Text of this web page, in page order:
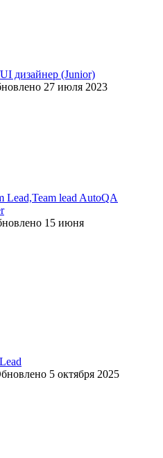
дизайнер (Junior)
27 июля 2023
Lead,Team lead AutoQA
15 июня
5 октября 2025